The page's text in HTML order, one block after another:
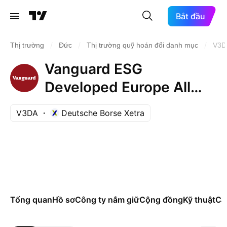
Bắt đầu
Thị trường Đức Thị trường quỹ hoán đổi danh mục
Vanguard ESG
Developed Europe All
Cap UCITS ETF
V3DA Deutsche Borse Xetra
Tổng quanHồ sơCông ty nắm giữCộng đồngKỹ thuật